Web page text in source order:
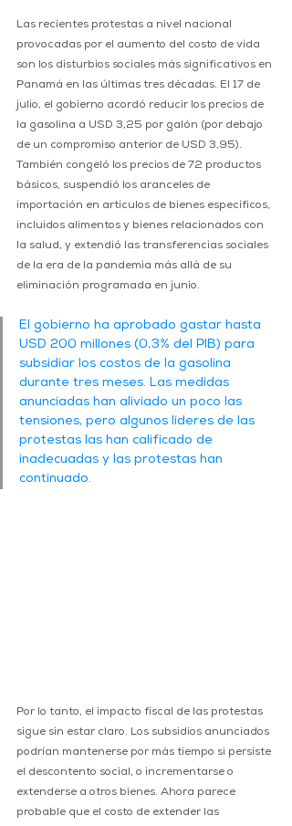
Las recientes protestas a nivel nacional
provocadas por el aumento del costo de vida
son los disturbios sociales más significativos en
Panamá en las últimas tres décadas. El 17 de
julio, el gobierno acordó reducir los precios de
la gasolina a USD 3,25 por galón (por debajo
de un compromiso anterior de USD 3,95).
También congeló los precios de 72 productos
básicos, suspendió los aranceles de
importación en artículos de bienes específicos,
incluidos alimentos y bienes relacionados con
la salud, y extendió las transferencias sociales
de la era de la pandemia más allá de su
eliminación programada en junio.
El gobierno ha aprobado gastar hasta
USD 200 millones (0,3% del PIB) para
subsidiar los costos de la gasolina
durante tres meses. Las medidas
anunciadas han aliviado un poco las
tensiones, pero algunos líderes de las
protestas las han calificado de
inadecuadas y las protestas han
continuado.
Por lo tanto, el impacto fiscal de las protestas
sigue sin estar claro. Los subsidios anunciados
podrían mantenerse por más tiempo si persiste
el descontento social, o incrementarse o
extenderse a otros bienes. Ahora parece
probable que el costo de extender las